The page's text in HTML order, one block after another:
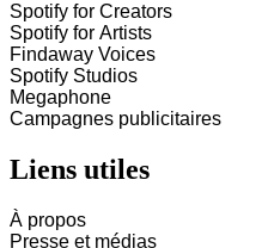
Spotify for Creators
Spotify for Artists
Findaway Voices
Spotify Studios
Megaphone
Campagnes publicitaires
Liens utiles
À propos
Presse et médias